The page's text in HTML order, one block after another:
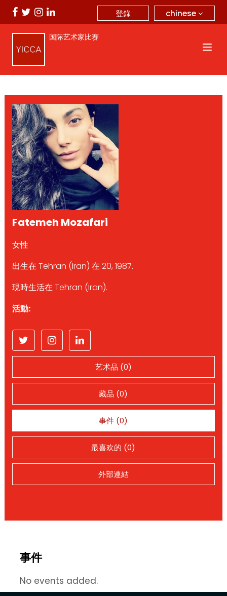
chinese
登錄
国际艺术家比赛
Fatemeh Mozafari
女性
出生在 Tehran (Iran) 在 20, 1987.
現時生活在 Tehran (Iran).
活動:
艺术品 (0)
藏品 (0)
事件 (0)
最喜欢的 (0)
外部連結
事件
No events added.